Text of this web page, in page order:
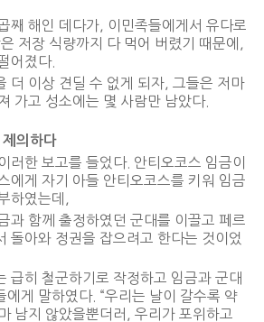
째 해인 데다가, 이민족들에게서 유다로
저장 식량까지 다 먹어 버렸기 때문에,
어졌다.
더 이상 견딜 수 없게 되자, 그들은 저마
가고 성소에는 몇 사람만 남았다.
의하다
러한 보고를 들었다. 안티오코스 임금이
에게 자기 아들 안티오코스를 키워 임금
하였는데,
과 함께 출정하였던 군대를 이끌고 페르
돌아와 정권을 잡으려고 한다는 것이었
급히 철군하기로 작정하고 임금과 군대
에게 말하였다. “우리는 날이 갈수록 약
남지 않았을뿐더러, 우리가 포위하고